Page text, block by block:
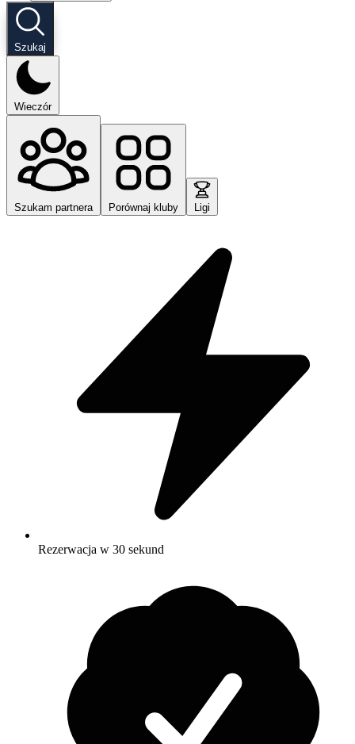
Szukaj
Wieczór
Szukam partnera Porównaj kluby Ligi
Rezerwacja w 30 sekund